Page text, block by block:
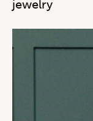
jewelry